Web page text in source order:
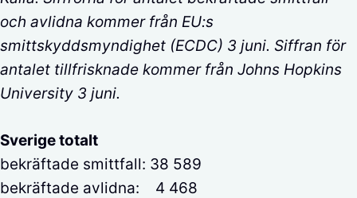
och avlidna kommer från EU:s
smittskyddsmyndighet (ECDC) 3 juni. Siffran för
antalet tillfrisknade kommer från Johns Hopkins
University 3 juni.
Sverige totalt
bekräftade smittfall: 38 589
bekräftade avlidna: 4 468